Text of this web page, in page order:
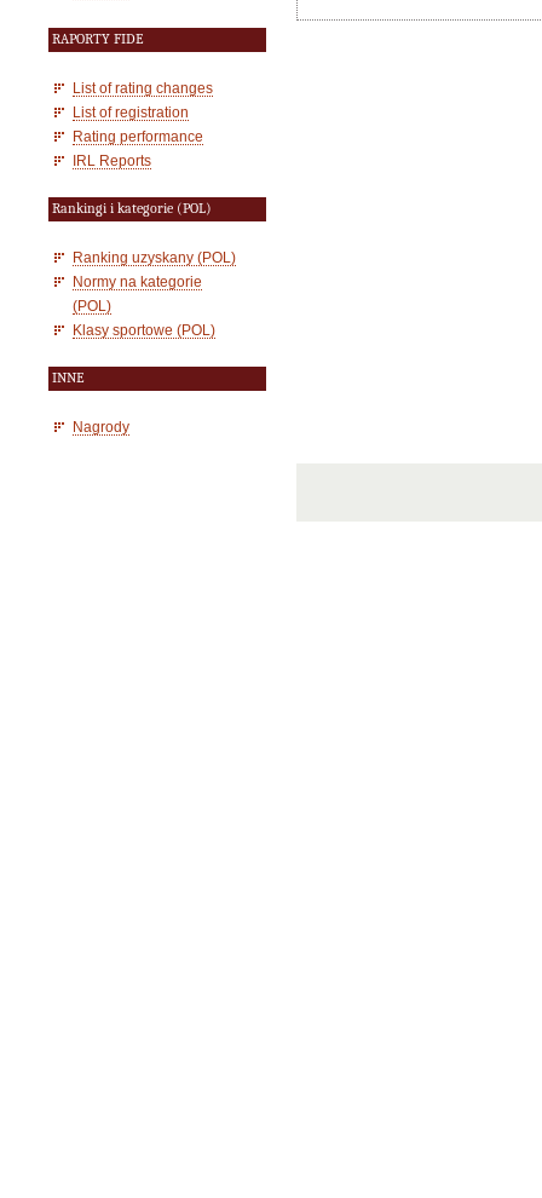
RAPORTY FIDE
List of rating changes
List of registration
Rating performance
IRL Reports
Rankingi i kategorie (POL)
Ranking uzyskany (POL)
Normy na kategorie
(POL)
Klasy sportowe (POL)
INNE
Nagrody